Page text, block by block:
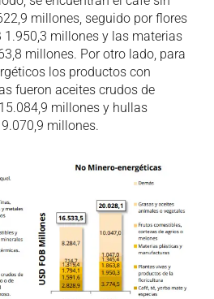
millones, seguido por flores
1.950,3 millones y las materias
millones. Por otro lado, para
los productos con
fueron aceites crudos de
millones y hullas
millones.